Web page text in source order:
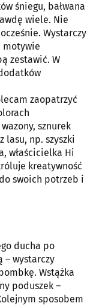
śniegu, bałwana
wiele. Nie
Wystarczy
motywie
zestawić. W
zaopatrzyć
sznurek
lasu, np. szyszki
właścicielka Hi
kreatywność
swoich potrzeb i
ducha po
– wystarczy
Wstążka
poduszek –
sposobem